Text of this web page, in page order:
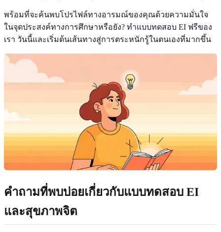
พร้อมที่จะค้นพบโปรไฟล์ทางอารมณ์ของคุณด้วยความมั่นใจ
ในจุดประสงค์ทางการศึกษาหรือยัง? ทำแบบทดสอบ EI ฟรีของ
เรา วันนี้และเริ่มต้นเส้นทางสู่การตระหนักรู้ในตนเองที่มากขึ้น
คำถามที่พบบ่อยเกี่ยวกับแบบทดสอบ EI
และสุขภาพจิต